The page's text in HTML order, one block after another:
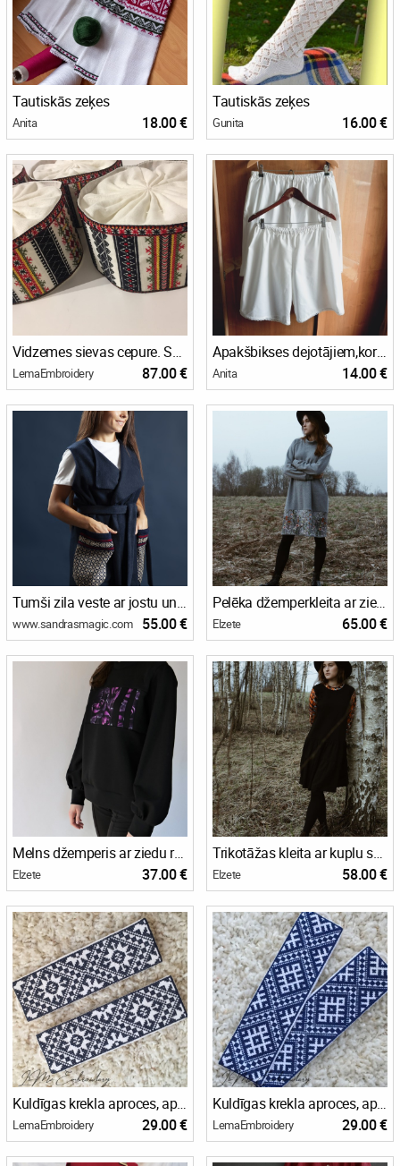
Tautiskās zeķes
Anita 18.00 €
Tautiskās zeķes
Gunita 16.00 €
Vidzemes sievas cepure. Sarkaņu raksts
LemaEmbroidery 87.00 €
Apakšbikses dejotājiem,koristiem.
Anita 14.00 €
Tumši zila veste ar jostu un adītām kabatām ar cimdu rakstu
www.sandrasmagic.com 55.00 €
Pelēka džemperkleita ar ziedu joslu
Elzete 65.00 €
Melns džemperis ar ziedu rakstu
Elzete 37.00 €
Trikotāžas kleita ar kuplu svārku daļu
Elzete 58.00 €
Kuldīgas krekla aproces, apkakle
LemaEmbroidery 29.00 €
Kuldīgas krekla aproces, apkakle
LemaEmbroidery 29.00 €